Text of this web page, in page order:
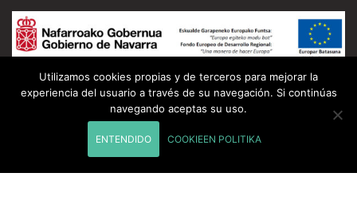
Esta empresa ha recibido una ayuda cofinanciada al 50% por el Fondo
2014-2020 de Navarra.
Nafarroako Gobernuak eta Eskualde Garapeneko Europako Funtsak,
Utilizamos cookies propias y de terceros para mejorar la
experiencia del usuario a través de su navegación. Si continúas
navegando aceptas su uso.
ENTENDIDO COOKIEEN POLITIKA